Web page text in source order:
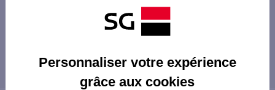
Les distributeurs/automates à proximité
LA HAYE 18 PL DU GAL DE GAULL
PORTBAIL 1 PL EDMOND LAQUAINE
PICAUVILLE 24 RUE DE LA MARNE
proximité
Personnaliser votre expérience
grâce aux cookies